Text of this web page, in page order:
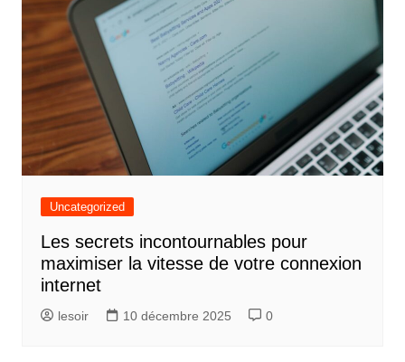
Uncategorized
Les secrets incontournables pour
maximiser la vitesse de votre connexion
internet
lesoir 10 décembre 2025 0